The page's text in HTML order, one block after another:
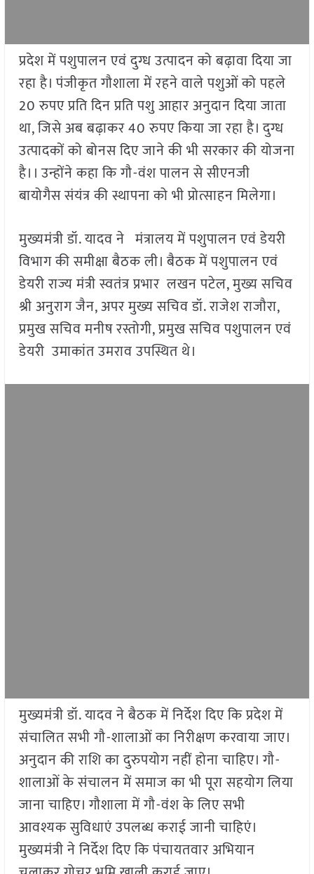
प्रदेश में पशुपालन एवं दुग्ध उत्पादन को बढ़ावा दिया जा
रहा है। पंजीकृत गौशाला में रहने वाले पशुओं को पहले
20 रुपए प्रति दिन प्रति पशु आहार अनुदान दिया जाता
था, जिसे अब बढ़ाकर 40 रुपए किया जा रहा है। दुग्ध
उत्पादकों को बोनस दिए जाने की भी सरकार की योजना
है।। उन्होंने कहा कि गौ-वंश पालन से सीएनजी
बायोगैस संयंत्र की स्थापना को भी प्रोत्साहन मिलेगा।
मुख्यमंत्री डॉ. यादव ने मंत्रालय में पशुपालन एवं डेयरी
विभाग की समीक्षा बैठक ली। बैठक में पशुपालन एवं
डेयरी राज्य मंत्री स्वतंत्र प्रभार लखन पटेल, मुख्य सचिव
श्री अनुराग जैन, अपर मुख्य सचिव डॉ. राजेश राजौरा,
प्रमुख सचिव मनीष रस्तोगी, प्रमुख सचिव पशुपालन एवं
डेयरी उमाकांत उमराव उपस्थित थे।
मुख्यमंत्री डॉ. यादव ने बैठक में निर्देश दिए कि प्रदेश में
संचालित सभी गौ-शालाओं का निरीक्षण करवाया जाए।
अनुदान की राशि का दुरुपयोग नहीं होना चाहिए। गौ-
शालाओं के संचालन में समाज का भी पूरा सहयोग लिया
जाना चाहिए। गौशाला में गौ-वंश के लिए सभी
आवश्यक सुविधाएं उपलब्ध कराई जानी चाहिएं।
मुख्यमंत्री ने निर्देश दिए कि पंचायतवार अभियान